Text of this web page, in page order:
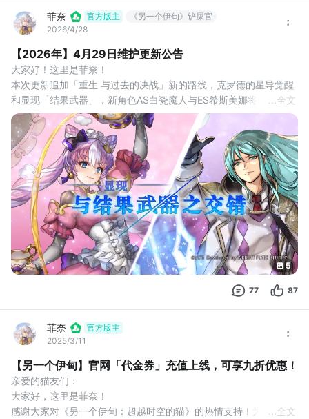
菲奈 官方版主
《另一个伊甸》铲屎官
2026/4/28
【2026年】4月29日维护更新公告
大家好！这里是菲奈！
本次更新追加「重生 与过去的决战」新的路线，克罗德的星导觉醒
和显现「结果武器」，新角色AS白瓷魔人与ES希斯美娜将会和大家
见面！
我们将在4月29日对游戏进行停机维护，维护安排如下：
【维护时间】
4月29日14:00开始维护，预计时间约2小时
维护中将无法进行游戏，若有其他追加的消息，我们也会在第一时
间另行公告，对此给各位造成的不便，还请谅解。
本次维护开始时，会强制
全文
5
77 87
菲奈
官方版主
2025/3/11
【另一个伊甸】官网「代金券」充值上线，可享九折优惠！
亲爱的猫友们：
大家好，这里是菲奈！
感谢大家对《另一个伊甸：超越时空的猫》的热情支持！为助力冒
全文